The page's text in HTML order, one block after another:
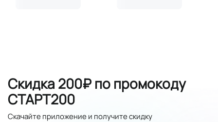
Скидка 200₽ по промокоду
СТАРТ200
Скачайте приложение и получите скидку